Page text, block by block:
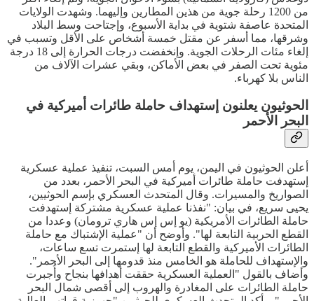
من 1200 رحلة جوية من هذين المطارين وإليهما. وشهدت الولايات
المتحدة عاصفة شتوية في بداية الأسبوع، وإجتاحت وسط البلاد
وشرقها، مما أسفر عن مقتل خمسة أشخاص على الأقل وتسبب في
إلغاء مئات الرحلات الجوية. وإنخفضت درجات الحرارة إلى 18 درجة
مئوية تحت الصفر في بعض الأماكن، وبقي عشرات الآلاف من
الناس بلا كهرباء.
الحوثيون يعلنون إستهداف حاملة طائرات أميركية في
البحر الأحمر
أعلن الحوثيون في اليمن، يوم أمس السبت، تنفيذ عملية عسكرية
إستهدفت حاملة طائرات أميركية في البحر الأحمر، بعدد من
الصواريخ والمسيرات. وقال المتحدث العسكري بإسم الحوثيين،
يحيى سريع، في بيان: "نفذنا عملية عسكرية مشتركة إستهدفت
حاملة الطائرات الأمريكية (يو إس إس هاري ترومان) وعددا من
القطع الحربية التابعة لها". وأوضح أن "عملية الإشتباك مع حاملة
الطائرات الأميركية والقطع التابعة لها إستمرت تسع ساعات،
والإستهداف للحاملة هو الخامس منذ قدومها إلى البحر الأحمر".
وأضاف بالقول "العملية العسكرية حققت أهدافها بنجاح وأُجبرت
حاملة الطائرات على المغادرة والهروب إلى أقصى شمال البحر